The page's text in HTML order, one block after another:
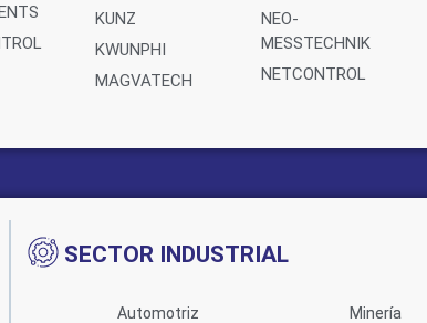
KUNZ
KWUNPHI
MAGVATECH
NEO-
MESSTECHNIK
NETCONTROL
SECTOR INDUSTRIAL
Automotriz
Minería